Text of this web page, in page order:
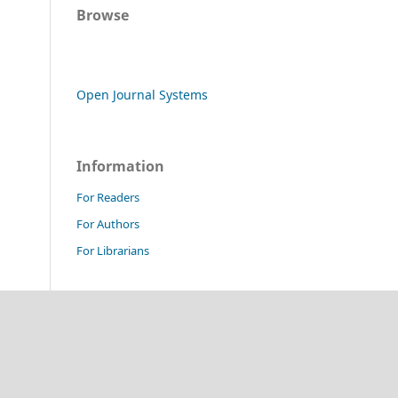
Browse
Open Journal Systems
Information
For Readers
For Authors
For Librarians